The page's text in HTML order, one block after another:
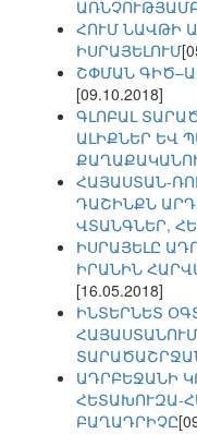
ՀՈՒՄ ՆԱՎԹԻ
ԻՍՐԱՅԵԼՈՒՄ
ՇՓՄԱՆ
[09.10.2018]
ԳԼՈԲԱԼ
ԱԼԻՔՆԵՐ ԵՎ
ՀԱՅԱՍՏԱՆ-
ԴԱՇԻՆՔՆ
ՎՏԱՆԳՆԵՐ,
ԻՍՐԱՅԵԼԸ
ԻՐԱՆԻՆ
[16.05.2018]
ԻՆՏԵՐՆԵՏ
ԱԴՐԲԵՋԱՆԻ
ՀԵՏԱԽՈՒԶԱ-
ԲԱՂԱԴՐԻՉԸ